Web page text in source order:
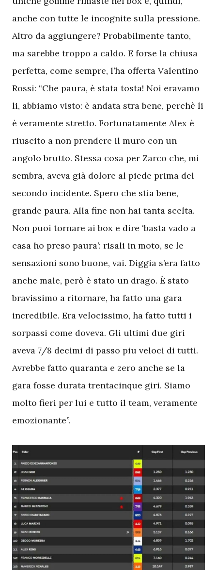
anche con tutte le incognite sulla pressione.
Altro da aggiungere? Probabilmente tanto,
ma sarebbe troppo a caldo. E forse la chiusa
perfetta, come sempre, l’ha offerta Valentino
Rossi: “Che paura, è stata tosta! Noi eravamo
li, abbiamo visto: è andata stra bene, perchè li
è veramente stretto. Fortunatamente Alex è
riuscito a non prendere il muro con un
angolo brutto. Stessa cosa per Zarco che, mi
sembra, aveva già dolore al piede prima del
secondo incidente. Spero che stia bene,
grande paura. Alla fine non hai tanta scelta.
Non puoi tornare ai box e dire ‘basta vado a
casa ho preso paura’: risali in moto, se le
sensazioni sono buone, vai. Diggia s’era fatto
anche male, però è stato un drago. È stato
bravissimo a ritornare, ha fatto una gara
incredibile. Era velocissimo, ha fatto tutti i
sorpassi come doveva. Gli ultimi due giri
aveva 7/8 decimi di passo piu veloci di tutti.
Avrebbe fatto quaranta e zero anche se la
gara fosse durata trentacinque giri. Siamo
molto fieri per lui e tutto il team, veramente
emozionante”.